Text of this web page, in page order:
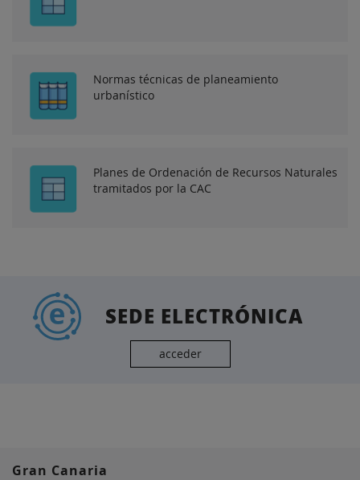
Normas técnicas de planeamiento
urbanístico
Planes de Ordenación de Recursos Naturales
tramitados por la CAC
SEDE ELECTRÓNICA
acceder
Gran Canaria